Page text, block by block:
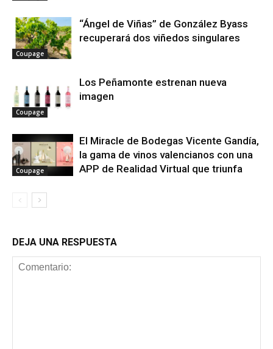
Coupage
“Ángel de Viñas” de González Byass
recuperará dos viñedos singulares
Coupage
Los Peñamonte estrenan nueva
imagen
Coupage
El Miracle de Bodegas Vicente Gandía,
la gama de vinos valencianos con una
APP de Realidad Virtual que triunfa
DEJA UNA RESPUESTA